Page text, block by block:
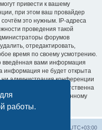
работы.
привести к вашему
при этом ваш провайдер
сочтём это нужным. IP-адреса
проведения такой
форумов
отредактировать,
время по своему усмотрению.
введённая вами информация
информация не будет открыта
администрация конференции
не может быть ответственна
к несанкционированному
UTC+03:00